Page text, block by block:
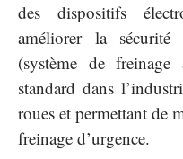
des dispositifs
améliorer la
(système de
standard dans
roues et permettant de
freinage d’urgence.